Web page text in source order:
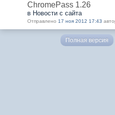
ChromePass 1.26
в Новости с сайта
Отправлено 17 ноя 2012 17:43
Полная версия